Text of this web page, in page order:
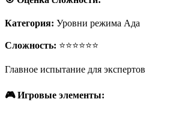
Категория: Уровни режима Ада
Сложность: ⭐⭐⭐⭐⭐⭐
Главное испытание для экспертов
🎮 Игровые элементы: